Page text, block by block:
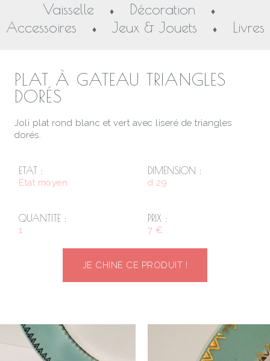
Vaisselle ♦ Décoration ♦
Accessoires ♦ Jeux & Jouets ♦ Livres
PLAT À GATEAU TRIANGLES
DORÉS
Joli plat rond blanc et vert avec liseré de triangles
dorés.
ETAT :
Etat moyen
DIMENSION :
d 29
QUANTITE :
1
PRIX :
7 €
JE CHINE CE PRODUIT !